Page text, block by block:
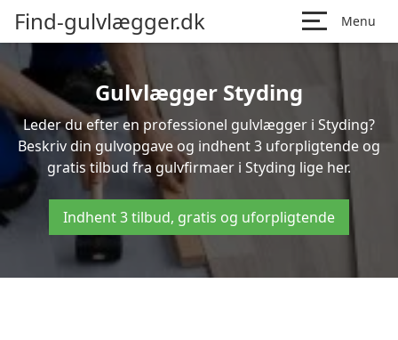
Find-gulvlægger.dk Menu
Gulvlægger Styding
Leder du efter en professionel gulvlægger i Styding?
Beskriv din gulvopgave og indhent 3 uforpligtende og
gratis tilbud fra gulvfirmaer i Styding lige her.
Indhent 3 tilbud, gratis og uforpligtende